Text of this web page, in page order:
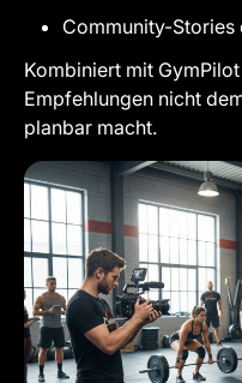
Community-
Kombiniert mit
Empfehlungen nicht
planbar macht.